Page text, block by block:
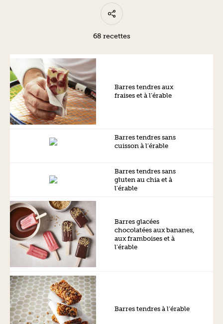
68 recettes
Barres tendres aux
fraises et à l’érable
Barres tendres sans
cuisson à l’érable
Barres tendres sans
gluten au chia et à
l’érable
Barres glacées
chocolatées aux bananes,
aux framboises et à
l’érable
Barres tendres à l’érable